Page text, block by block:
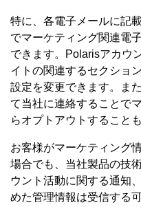
特に、各電子メールに記
でマーケティング関連電
できます。Polarisアカウ
イトの関連するセクショ
設定を変更できます。ま
て当社に連絡することで
らオプトアウトすること
お客様がマーケティング
場合でも、当社製品の技
ウント活動に関する通知
めた管理情報は受信する